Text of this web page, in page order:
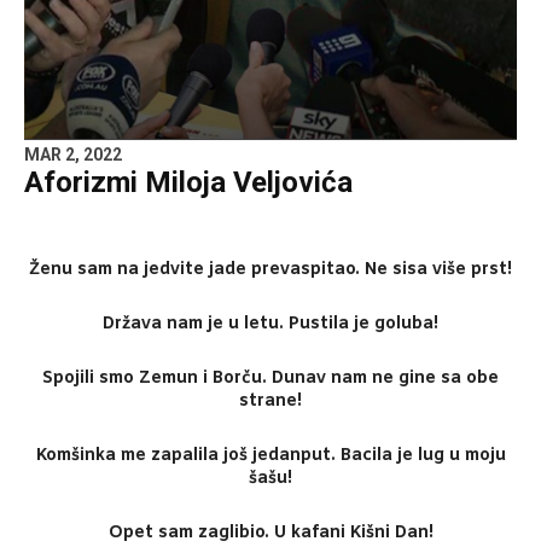
MAR 2, 2022
Aforizmi Miloja Veljovića
Ženu sam na jedvite jade prevaspitao. Ne sisa više prst!
Država nam je u letu. Pustila je goluba!
Spojili smo Zemun i Borču. Dunav nam ne gine sa obe
strane!
Komšinka me zapalila još jedanput. Bacila je lug u moju
šašu!
Opet sam zaglibio. U kafani Kišni Dan!